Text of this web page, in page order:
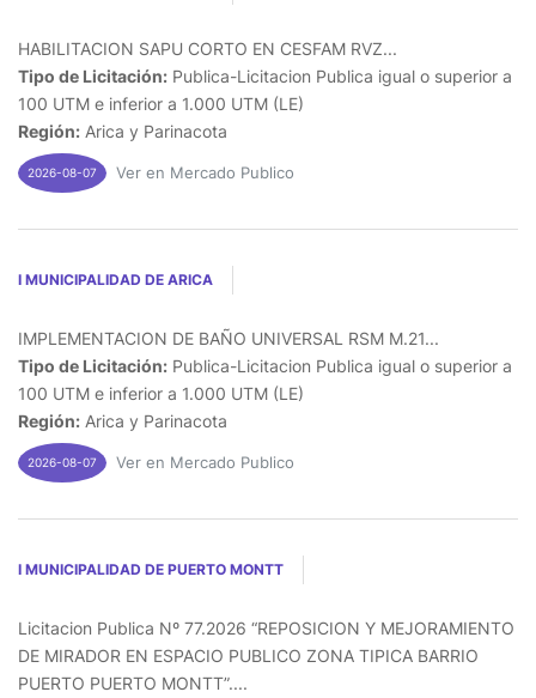
HABILITACION SAPU CORTO EN CESFAM RVZ...
Tipo de Licitación: Publica-Licitacion Publica igual o superior a
100 UTM e inferior a 1.000 UTM (LE)
Región: Arica y Parinacota
2026-08-07 Ver en Mercado Publico
I MUNICIPALIDAD DE ARICA
IMPLEMENTACION DE BAÑO UNIVERSAL RSM M.21...
Tipo de Licitación: Publica-Licitacion Publica igual o superior a
100 UTM e inferior a 1.000 UTM (LE)
Región: Arica y Parinacota
2026-08-07 Ver en Mercado Publico
I MUNICIPALIDAD DE PUERTO MONTT
Licitacion Publica Nº 77.2026 “REPOSICION Y MEJORAMIENTO
DE MIRADOR EN ESPACIO PUBLICO ZONA TIPICA BARRIO
PUERTO PUERTO MONTT”....